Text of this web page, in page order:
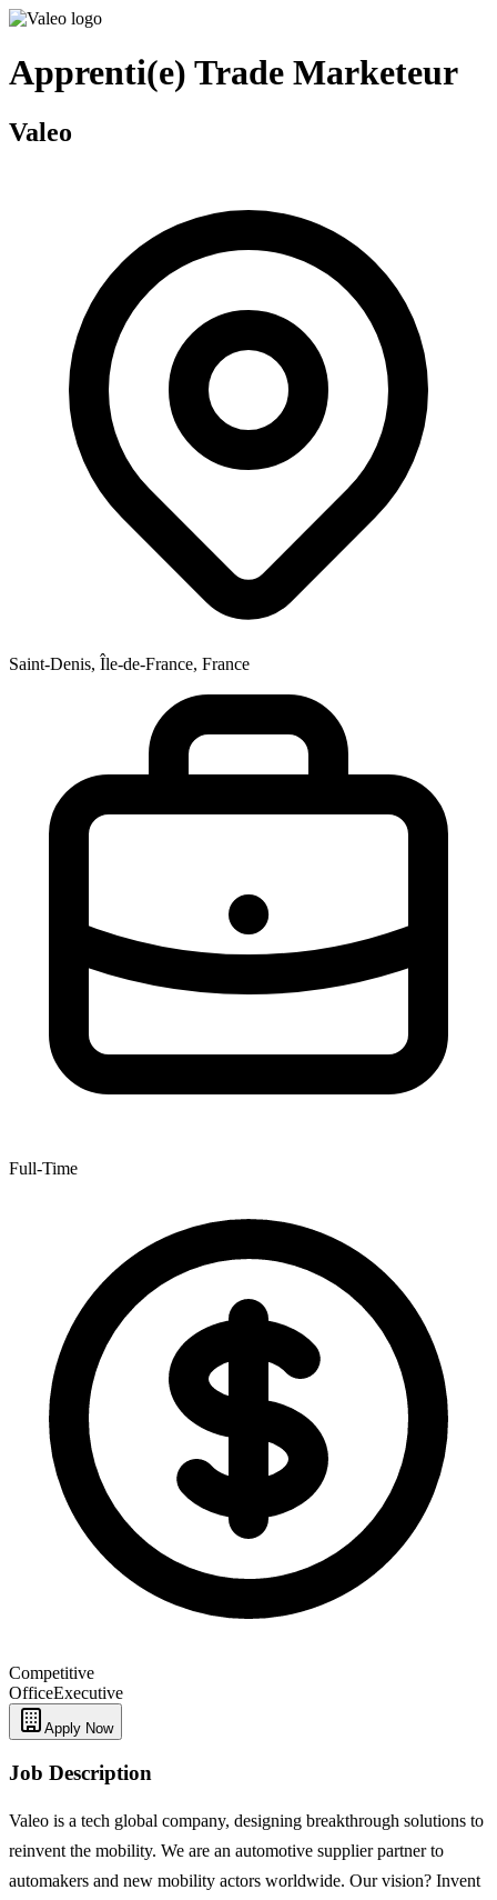
Apprenti(e) Trade Marketeur
Valeo
Saint-Denis, Île-de-France, France
Full-Time
Competitive
OfficeExecutive
Apply Now
Job Description
Valeo is a tech global company, designing breakthrough solutions to
reinvent the mobility. We are an automotive supplier partner to
automakers and new mobility actors worldwide. Our vision? Invent